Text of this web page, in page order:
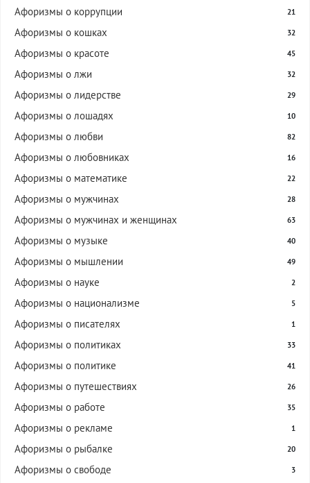
Афоризмы о коррупции 21
Афоризмы о кошках 32
Афоризмы о красоте 45
Афоризмы о лжи 32
Афоризмы о лидерстве 29
Афоризмы о лошадях 10
Афоризмы о любви 82
Афоризмы о любовниках 16
Афоризмы о математике 22
Афоризмы о мужчинах 28
Афоризмы о мужчинах и женщинах 63
Афоризмы о музыке 40
Афоризмы о мышлении 49
Афоризмы о науке 2
Афоризмы о национализме 5
Афоризмы о писателях 1
Афоризмы о политиках 33
Афоризмы о политике 41
Афоризмы о путешествиях 26
Афоризмы о работе 35
Афоризмы о рекламе 1
Афоризмы о рыбалке 20
Афоризмы о свободе 3